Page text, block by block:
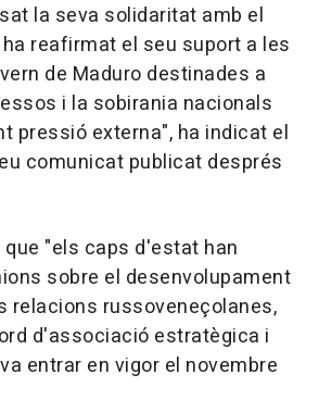
la seva solidaritat amb el
reafirmat el seu suport a les
de Maduro destinades a
i la sobirania nacionals
pressió externa", ha indicat el
comunicat publicat després
"els caps d'estat han
sobre el desenvolupament
relacions russoveneçolanes,
d'associació estratègica i
entrar en vigor el novembre